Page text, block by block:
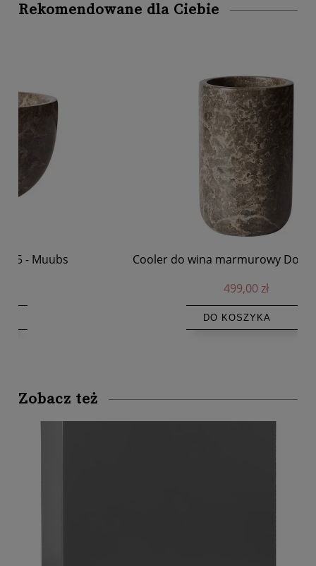
Rekomendowane dla Ciebie
Cooler do wina marmurowy Dowa - Muubs
Zobacz też